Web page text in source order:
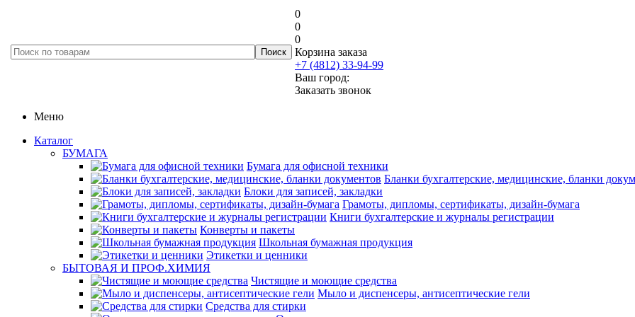
0
0
0
Корзина заказа
+7 (4812) 33-94-99
Ваш город:
Заказать звонок
Меню
Каталог
БУМАГА
Бумага для офисной техники
Бланки бухгалтерские, медицинские, бланки
Блоки для записей, закладки
Грамоты, дипломы, сертификаты, дизайн-бумага
Книги бухгалтерские и журналы регистрации
Конверты и пакеты
Школьная бумажная продукция
Этикетки и ценники
БЫТОВАЯ И ПРОФ.ХИМИЯ
Чистящие и моющие средства
Мыло и диспенсеры, антисептические гели
Средства для стирки